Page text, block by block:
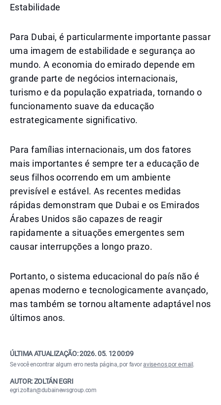
Estabilidade
Para Dubai, é particularmente importante passar
uma imagem de estabilidade e segurança ao
mundo. A economia do emirado depende em
grande parte de negócios internacionais,
turismo e da população expatriada, tornando o
funcionamento suave da educação
estrategicamente significativo.
Para famílias internacionais, um dos fatores
mais importantes é sempre ter a educação de
seus filhos ocorrendo em um ambiente
previsível e estável. As recentes medidas
rápidas demonstram que Dubai e os Emirados
Árabes Unidos são capazes de reagir
rapidamente a situações emergentes sem
causar interrupções a longo prazo.
Portanto, o sistema educacional do país não é
apenas moderno e tecnologicamente avançado,
mas também se tornou altamente adaptável nos
últimos anos.
ÚLTIMA ATUALIZAÇÃO:2026. 05. 12 00:09
Se você encontrar algum erro nesta página, por favoravise-nos por e-mail .
AUTOR: ZOLTÁN EGRI
egri.zoltan@dubainewsgroup.com